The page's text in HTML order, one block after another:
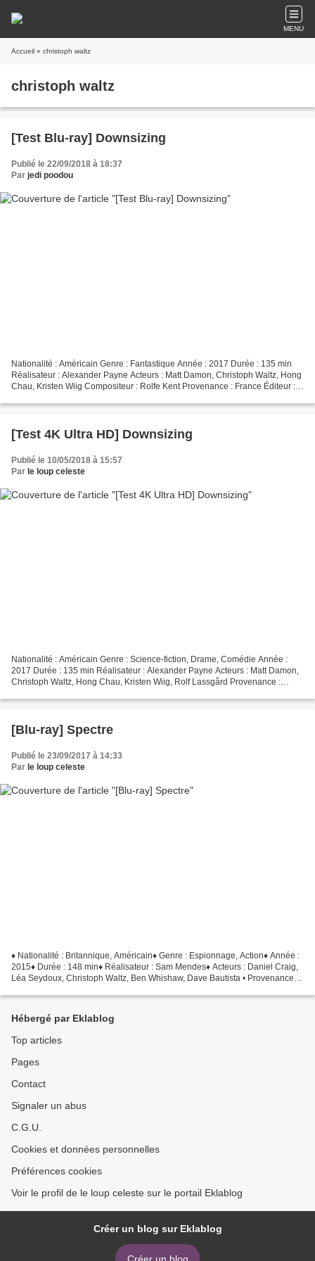
MENU
Accueil » christoph waltz
christoph waltz
[Test Blu-ray] Downsizing
Publié le 22/09/2018 à 18:37
Par jedi poodou
Nationalité : Américain Genre : Fantastique Année : 2017 Durée : 135 min
Réalisateur : Alexander Payne Acteurs : Matt Damon, Christoph Waltz, Hong
Chau, Kristen Wiig Compositeur : Rolfe Kent Provenance : France Éditeur :
[Test 4K Ultra HD] Downsizing
Publié le 10/05/2018 à 15:57
Par le loup celeste
Nationalité : Américain Genre : Science-fiction, Drame, Comédie Année :
2017 Durée : 135 min Réalisateur : Alexander Payne Acteurs : Matt Damon,
Christoph Waltz, Hong Chau, Kristen Wiig, Rolf Lassgård Provenance :
[Blu-ray] Spectre
Publié le 23/09/2017 à 14:33
Par le loup celeste
♦ Nationalité : Britannique, Américain♦ Genre : Espionnage, Action♦ Année :
2015♦ Durée : 148 min♦ Réalisateur : Sam Mendes♦ Acteurs : Daniel Craig,
Léa Seydoux, Christoph Waltz, Ben Whishaw, Dave Bautista • Provenance :
Hébergé par Eklablog
Top articles
Pages
Contact
Signaler un abus
C.G.U.
Cookies et données personnelles
Préférences cookies
Voir le profil de le loup celeste sur le portail Eklablog
Créer un blog sur Eklablog